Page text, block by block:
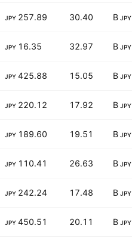
JPY
30.40
257.89
JPY
JPY
32.97
16.35
JPY
JPY
15.05
425.88
JPY
JPY
17.92
220.12
JPY
JPY
19.51
189.60
JPY
JPY
26.63
110.41
JPY
JPY
17.48
242.24
JPY
JPY
20.11
450.51
JPY